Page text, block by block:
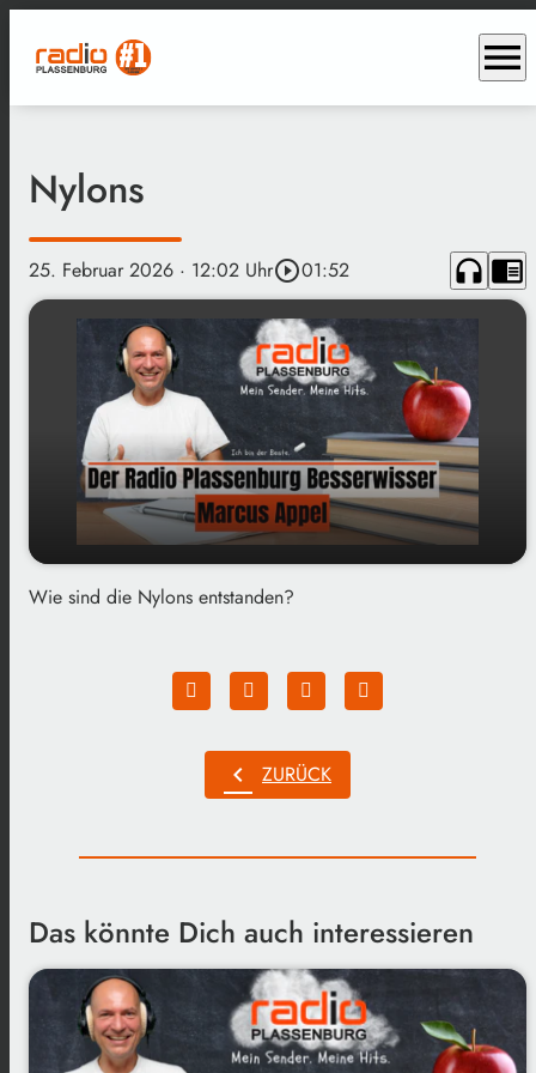
menu
Nylons
25. Februar 2026 · 12:02 Uhrplay_circle_outline01:52 headphones chrome_reader_mode
play_arrow Nylons
Wie sind die Nylons entstanden?
chevron_left ZURÜCK
Das könnte Dich auch interessieren